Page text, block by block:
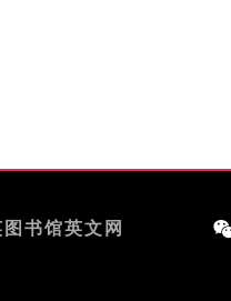
图书馆英文网